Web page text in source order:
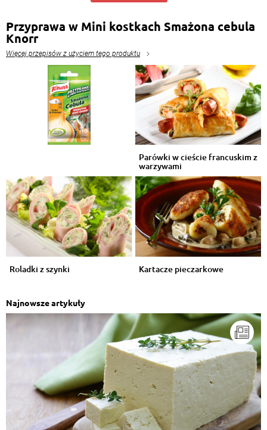
Przyprawa w Mini kostkach Smażona cebula
Knorr
Więcej przepisów z użyciem tego produktu
Parówki w cieście francuskim z
warzywami
Roladki z szynki Kartacze pieczarkowe
Najnowsze artykuły